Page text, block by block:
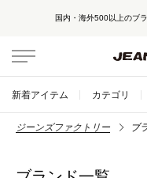
国内・海外500以上のブ
新着アイテム カテゴリ
ジーンズファクトリー ブ